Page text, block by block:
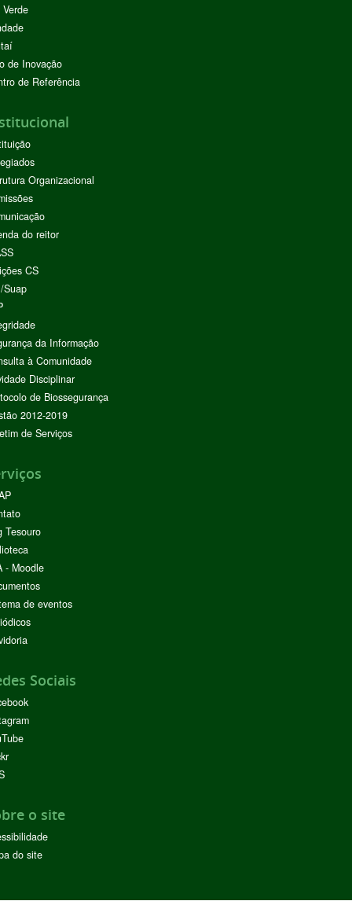
de Inovação
de Referência
Organizacional
do reitor
CS
Suap
da Informação
à Comunidade
Disciplinar
de Biossegurança
2012-2019
de Serviços
Tesouro
- Moodle
de eventos
Sociais
o site
do site